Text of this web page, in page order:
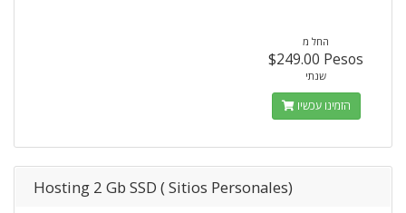
החל מ
$249.00 Pesos
שנתי
הזמינו עכשיו
Hosting 2 Gb SSD ( Sitios Personales)